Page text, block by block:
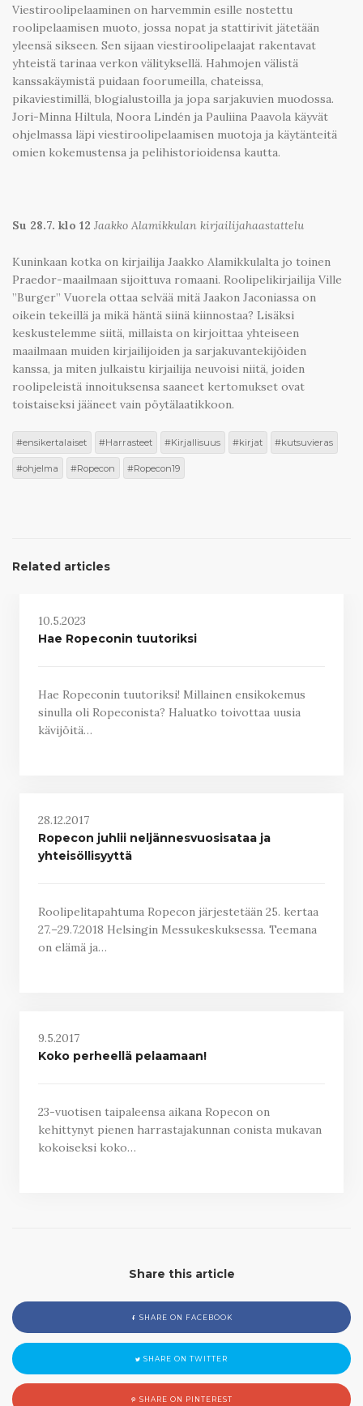
Viestiroolipelaaminen on harvemmin esille nostettu
roolipelaamisen muoto, jossa nopat ja stattirivit jätetään
yleensä sikseen. Sen sijaan viestiroolipelaajat rakentavat
yhteistä tarinaa verkon välityksellä. Hahmojen välistä
kanssakäymistä puidaan foorumeilla, chateissa,
pikaviestimillä, blogialustoilla ja jopa sarjakuvien muodossa.
Jori-Minna Hiltula, Noora Lindén ja Pauliina Paavola käyvät
ohjelmassa läpi viestiroolipelaamisen muotoja ja käytänteitä
omien kokemustensa ja pelihistorioidensa kautta.
Su 28.7. klo 12 Jaakko Alamikkulan kirjailijahaastattelu
Kuninkaan kotka on kirjailija Jaakko Alamikkulalta jo toinen
Praedor-maailmaan sijoittuva romaani. Roolipelikirjailija Ville
”Burger” Vuorela ottaa selvää mitä Jaakon Jaconiassa on
oikein tekeillä ja mikä häntä siinä kiinnostaa? Lisäksi
keskustelemme siitä, millaista on kirjoittaa yhteiseen
maailmaan muiden kirjailijoiden ja sarjakuvantekijöiden
kanssa, ja miten julkaistu kirjailija neuvoisi niitä, joiden
roolipeleistä innoituksensa saaneet kertomukset ovat
toistaiseksi jääneet vain pöytälaatikkoon.
ensikertalaiset Harrasteet Kirjallisuus kirjat kutsuvieras
ohjelma Ropecon Ropecon19
Related articles
10.5.2023
Hae Ropeconin tuutoriksi
Hae Ropeconin tuutoriksi! Millainen ensikokemus
sinulla oli Ropeconista? Haluatko toivottaa uusia
kävijöitä…
28.12.2017
Ropecon juhlii neljännesvuosisataa ja
yhteisöllisyyttä
Roolipelitapahtuma Ropecon järjestetään 25. kertaa
27.–29.7.2018 Helsingin Messukeskuksessa. Teemana
on elämä ja…
9.5.2017
Koko perheellä pelaamaan!
23-vuotisen taipaleensa aikana Ropecon on
kehittynyt pienen harrastajakunnan conista mukavan
kokoiseksi koko…
Share this article
SHARE ON FACEBOOK
SHARE ON TWITTER
SHARE ON PINTEREST